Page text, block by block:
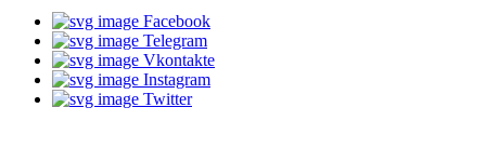
Facebook
Telegram
Vkontakte
Instagram
Twitter